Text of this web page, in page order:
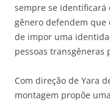
sempre se identificará
gênero defendem que
de impor uma
pessoas transgêneras
Com direção de Yara
montagem propõe